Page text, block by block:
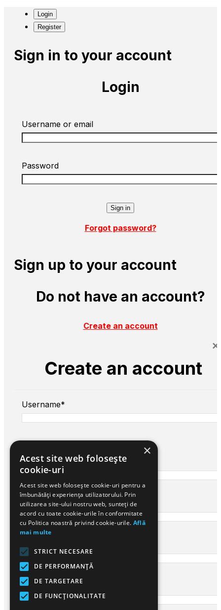
Login
Register
Sign in to your account
Login
Username or email
Password
Forgot password?
Sign up to your account
Do not have an account?
Create an account
Create an account
×
Username*
First name*
Last name*
Confirm email*
×
Acest site web folosește
cookie-uri
Acest site web folosește cookie-uri pentru a
îmbunătăți experiența utilizatorului. Prin
utilizarea site-ului nostru web, sunteți de
acord cu toate cookie-urile în conformitate
cu Politica noastră privind cookie-urile. Află
mai multe
STRICT NECESARE
DE PERFORMANȚĂ
DE TARGETARE
DE FUNCŢIONALITATE